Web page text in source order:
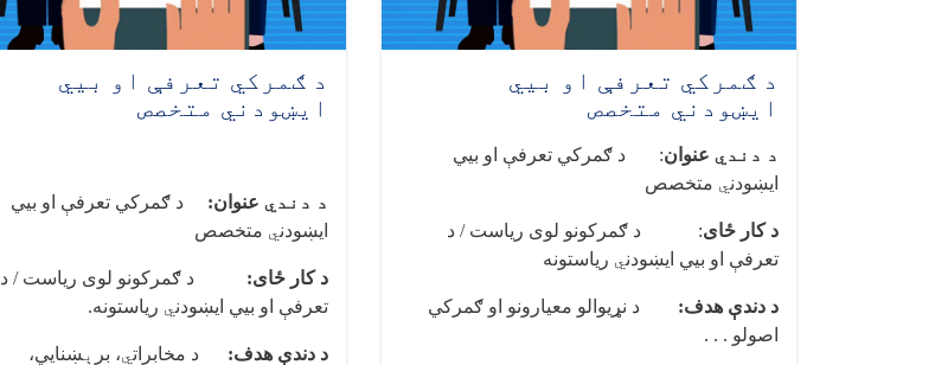
د ګمرکي تعرفې او بیي
ایښودني متخصص
د دندي عنوان:
د ګمرکي تعرفې او بیي
ایښودني متخصص
د کار ځای:
د ګمرکونو لوی ریاست / د
تعرفې او بیي ایښودني ریاستونه
د دندې هدف:
د نړیوالو معیارونو او ګمرکي
اصولو . . .
د ګمرکي تعرفې او بیي
ایښودني متخصص
د دندي عنوان:
د ګمرکي تعرفې او بیي
ایښودني متخصص
د کار ځای:
د ګمرکونو لوی ریاست / د
تعرفې او بیي ایښودني ریاستونه.
د دندې هدف: د مخابراتي، بر ېښنایي،